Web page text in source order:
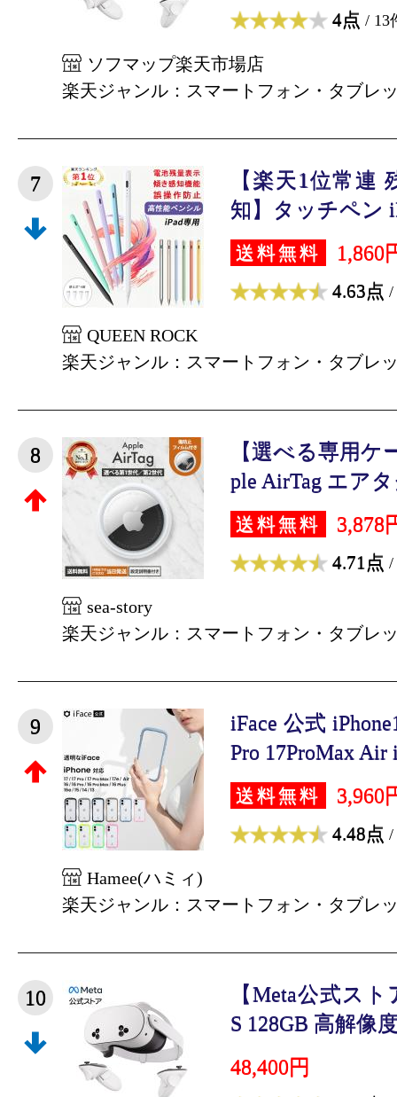
4点 / 13
ソフマップ楽天市場店
楽天ジャンル：スマートフォン・タブレ
7
【楽天1位常連
知】タッチペン
送料無料 1,860
4.63点 /
QUEEN ROCK
楽天ジャンル：スマートフォン・タブレ
8
【選べる専用ケ
ple AirTag エア
送料無料 3,878
4.71点 /
sea-story
楽天ジャンル：スマートフォン・タブレ
9
iFace 公式
Pro 17ProMax Air
送料無料 3,960
4.48点 /
Hamee(ハミィ)
楽天ジャンル：スマートフォン・タブレ
10
【Meta公式スト
S 128GB 高解像
48,400円